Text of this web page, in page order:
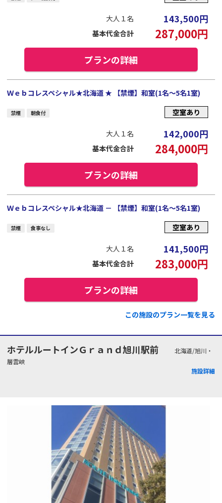
大人１名 143,500円
基本代金合計 287,000円
プランの詳細
Ｗｅｂコレスペシャル★北海道 ★ 【禁煙】和室(1名～5名1室)
禁煙 朝食付 空室あり
大人１名 142,000円
基本代金合計 284,000円
プランの詳細
Ｗｅｂコレスペシャル★北海道 － 【禁煙】和室(1名～5名1室)
禁煙 食事なし 空室あり
大人１名 141,500円
基本代金合計 283,000円
プランの詳細
この施設のプラン一覧を見る
ホテルルートインＧｒａｎｄ旭川駅前
北海道/旭川・
層雲峡
施設詳細